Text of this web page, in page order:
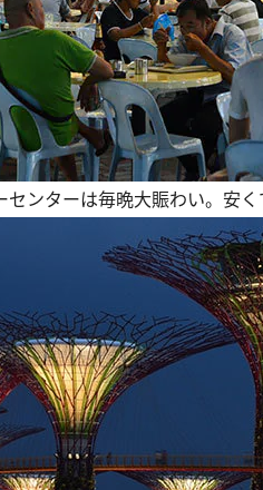
センターは毎晩大賑わい。安